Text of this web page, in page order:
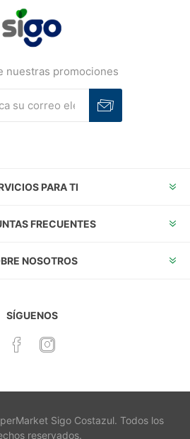
nuestras promociones
PARA TI
FRECUENTES
NOSOTROS
SÍGUENOS
Sigo Costazul. Todos los
reservados.